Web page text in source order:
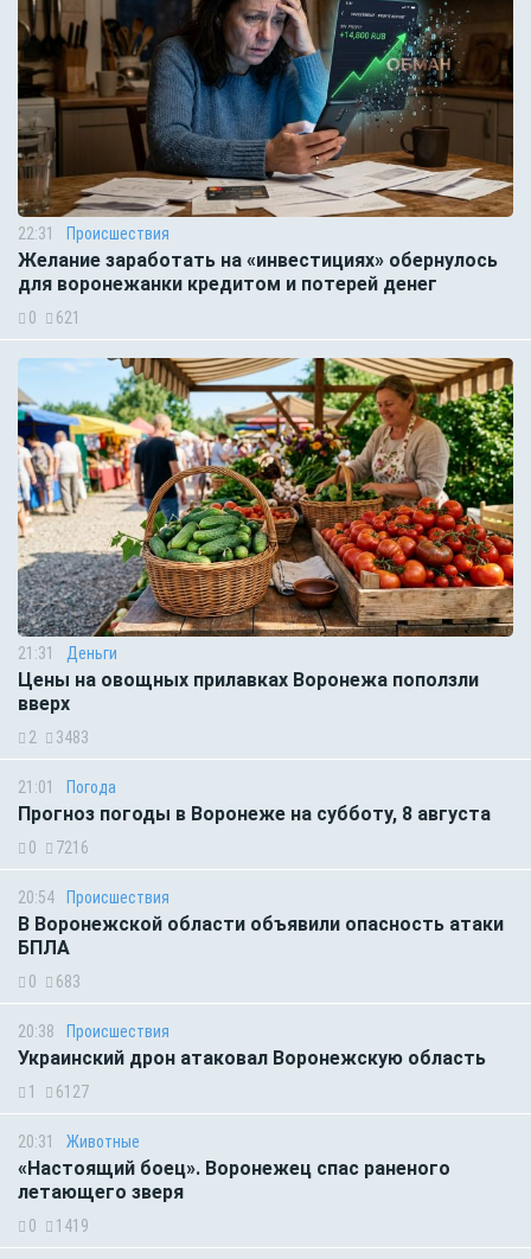
22:31 Происшествия
Желание заработать на «инвестициях» обернулось
для воронежанки кредитом и потерей денег
0 621
21:31 Деньги
Цены на овощных прилавках Воронежа поползли
вверх
2 3483
21:01 Погода
Прогноз погоды в Воронеже на субботу, 8 августа
0 7216
20:54 Происшествия
В Воронежской области объявили опасность атаки
БПЛА
0 683
20:38 Происшествия
Украинский дрон атаковал Воронежскую область
1 6127
20:31 Животные
«Настоящий боец». Воронежец спас раненого
летающего зверя
0 1419